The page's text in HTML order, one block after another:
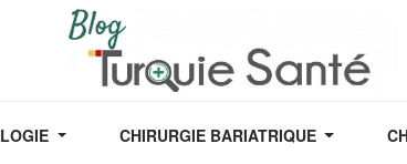
CHIRURGIE BARIATRIQUE